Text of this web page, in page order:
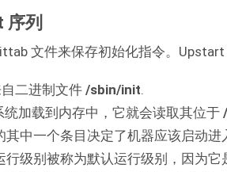
序列
文件来保存初始化指令。
二进制文件 /sbin/init
统加载到内存中，它就会读取其位于
其中一个条目决定了机器应该启动
行级别被称为默认运行级别，因为